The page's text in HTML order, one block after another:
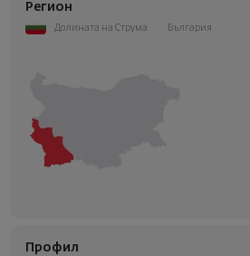
Регион
Долината на Струма България
Профил